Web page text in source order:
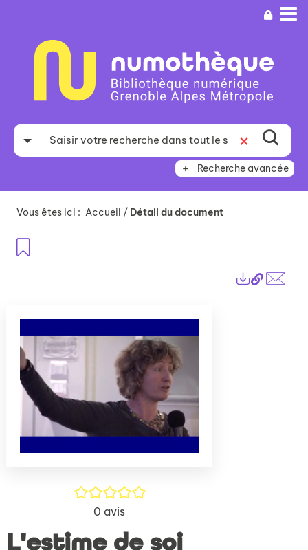
recherche
Recherche avancée
Vous êtes ici : Accueil / Détail du document
Lien
/5
0 avis
L'estime de soi